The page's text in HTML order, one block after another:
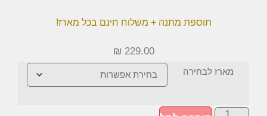
תוספת מתנה + משלוח חינם בכל מארז!
₪ 229.00
מארז לבחירה